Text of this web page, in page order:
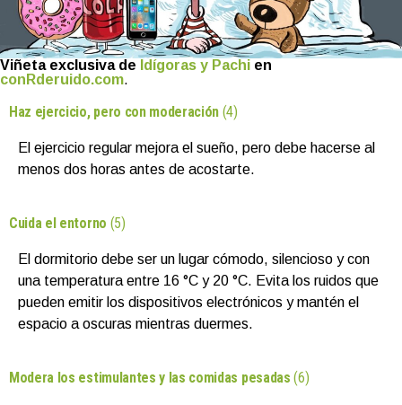
Viñeta exclusiva de Idígoras y Pachi en
conRderuido.com.
Haz ejercicio, pero con moderación (4)
El ejercicio regular mejora el sueño, pero debe hacerse al
menos dos horas antes de acostarte.
Cuida el entorno (5)
El dormitorio debe ser un lugar cómodo, silencioso y con
una temperatura entre 16 °C y 20 °C. Evita los ruidos que
pueden emitir los dispositivos electrónicos y mantén el
espacio a oscuras mientras duermes.
Modera los estimulantes y las comidas pesadas (6)